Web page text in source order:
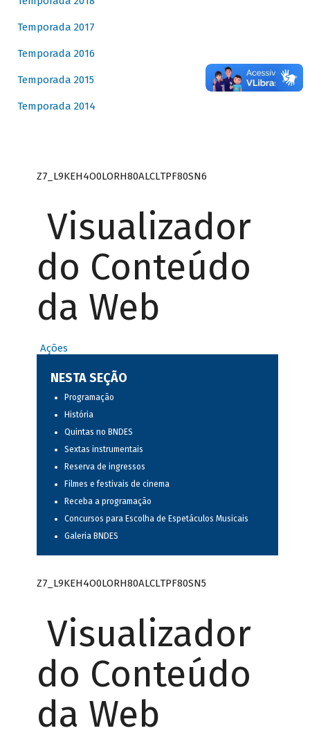
Temporada 2017
Temporada 2016
Temporada 2015
Temporada 2014
Z7_L9KEH4O0LORH80ALCLTPF80SN6
Visualizador
do Conteúdo
da Web
Ações
NESTA SEÇÃO
Programação
História
Quintas no BNDES
Sextas instrumentais
Reserva de ingressos
Filmes e festivais de cinema
Receba a programação
Concursos para Escolha de Espetáculos Musicais
Galeria BNDES
Z7_L9KEH4O0LORH80ALCLTPF80SN5
Visualizador
do Conteúdo
da Web